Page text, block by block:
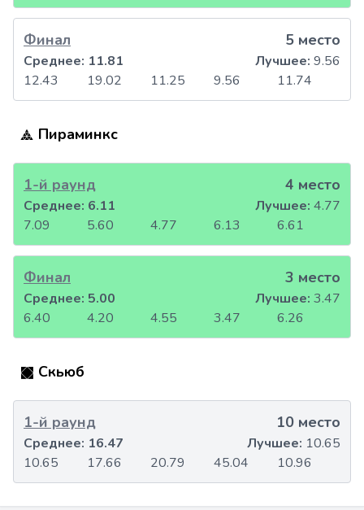
Финал 5 место
12.43 19.02 11.25 9.56 11.74
Среднее: 11.81 Лучшее: 9.56
Пираминкс
1-й раунд 4 место
7.09 5.60 4.77 6.13 6.61
Среднее: 6.11 Лучшее: 4.77
Финал 3 место
6.40 4.20 4.55 3.47 6.26
Среднее: 5.00 Лучшее: 3.47
Скьюб
1-й раунд 10 место
10.65 17.66 20.79 45.04 10.96
Среднее: 16.47 Лучшее: 10.65